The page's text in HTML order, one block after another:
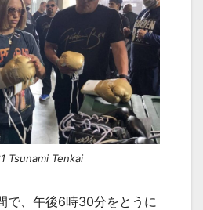
Tsunami Tenkai
で、午後6時30分をとうに